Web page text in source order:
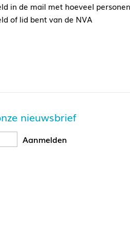
in de mail met hoeveel
of lid bent van de NVA
nieuwsbrief